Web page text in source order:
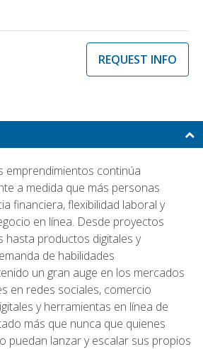
REQUEST INFO
emprendimientos continúa
a medida que más personas
financiera, flexibilidad laboral y
en línea. Desde proyectos
hasta productos digitales y
de habilidades
un gran auge en los mercados
en redes sociales, comercio
y herramientas en línea de
más que nunca que quienes
puedan lanzar y escalar sus propios